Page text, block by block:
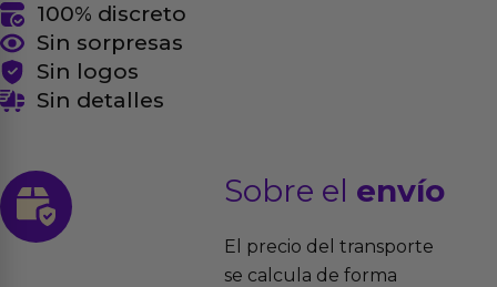
100% discreto
Sin sorpresas
Sin logos
Sin detalles
Sobre el envío
El precio del transporte
se calcula de forma